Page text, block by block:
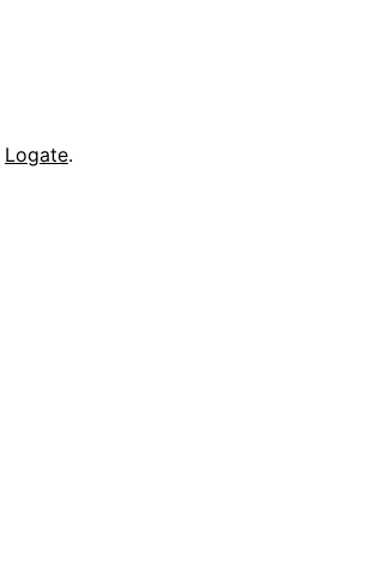
Logate.